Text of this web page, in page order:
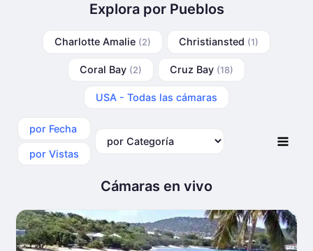
Explora por Pueblos
Charlotte Amalie (2) Christiansted (1)
Coral Bay (2) Cruz Bay (18)
USA - Todas las cámaras
por Fecha
por Vistas
Cámaras en vivo